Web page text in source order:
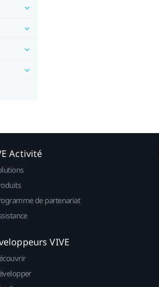
Activité
de partenariat
VIVE